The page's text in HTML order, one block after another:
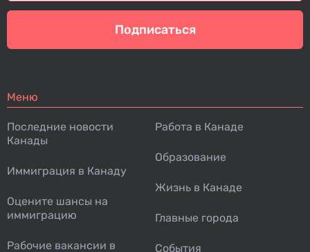
Подписаться
Меню
Последние новости
Канады
Иммиграция в Канаду
Оцените шансы на
иммиграцию
Рабочие вакансии в
Работа в Канаде
Образование
Жизнь в Канаде
Главные города
События